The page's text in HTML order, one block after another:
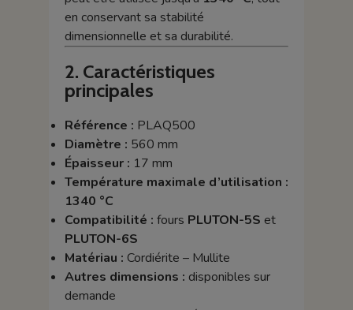
en conservant sa stabilité
dimensionnelle et sa durabilité.
2. Caractéristiques
principales
Référence : PLAQ500
Diamètre : 560 mm
Épaisseur : 17 mm
Température maximale d’utilisation :
1340 °C
Compatibilité : fours PLUTON-5S et
PLUTON-6S
Matériau : Cordiérite – Mullite
Autres dimensions : disponibles sur
demande